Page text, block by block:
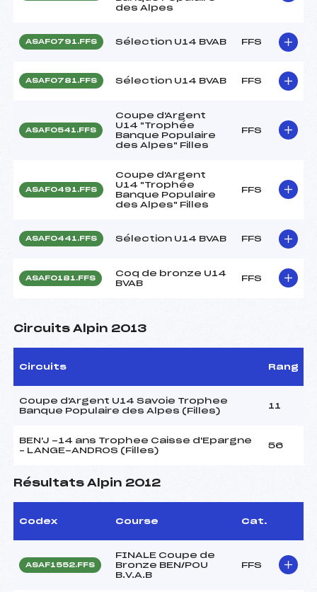
des Alpes
ASAF0791.FFS Sélection U14 BVAB FFS
ASAF0781.FFS Sélection U14 BVAB FFS
ASAF0541.FFS
Coupe d'Argent
U14 "Trophée
Banque Populaire
des Alpes" Filles
FFS
ASAF0491.FFS
Coupe d'Argent
U14 "Trophée
Banque Populaire
des Alpes" Filles
FFS
ASAF0441.FFS Sélection U14 BVAB FFS
ASAF0181.FFS
Coq de bronze U14
BVAB
FFS
Circuits Alpin 2013
Circuits Rang
Coupe d'Argent U14 Savoie Trophee
Banque Populaire des Alpes (Filles)
11
BEN'J -14 ans Trophee Caisse d'Epargne
– LANGE-ANDROS (Filles)
56
Résultats Alpin 2012
Codex Course Cat.
ASAF1552.FFS
FINALE Coupe de
Bronze BEN/POU
B.V.A.B
FFS